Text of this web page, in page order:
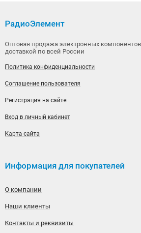
РадиоЭлемент
Оптовая продажа электронных
доставкой по всей России
Политика конфиденциальности
Соглашение пользователя
Регистрация на сайте
Вход в личный кабинет
Карта сайта
Информация для покупателей
О компании
Наши клиенты
Контакты и реквизиты